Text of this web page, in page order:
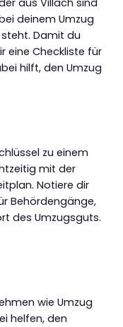
aus Villach sind
deinem Umzug
Damit du
eine Checkliste für
hilft, den Umzug
zu einem
mit der
Notiere dir
Behördengänge,
des Umzugsguts.
wie Umzug
helfen, den